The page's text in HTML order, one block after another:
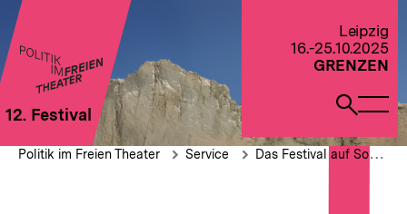
Direkt
zum
Seiteninhalt
springen
12. Festival
Leipzig
16.-25.10.2025
GRENZEN
öffnen
DemBrotkrümelnavigation
Pfadnavigation
Politik im Freien Theater Service Das Festival auf Social Media